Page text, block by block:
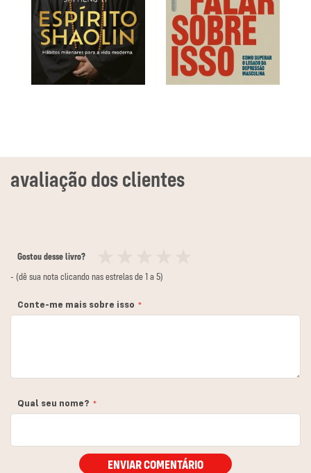
Gostou desse livro?
12
3
4
5
- (dê sua nota clicando nas estrelas de 1 a 5)
Conte-me mais sobre isso
Qual seu nome?
ENVIAR COMENTÁRIO